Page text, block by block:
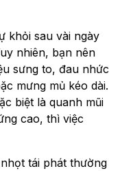
khỏi sau vài ngày
nhiên, bạn nên
sưng to, đau nhức
mưng mủ kéo dài.
biệt là quanh mũi
cao, thì việc
tái phát thường